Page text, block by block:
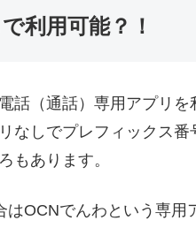
利用可能？！
（通話）専用アプリ
しでプレフィックス
もあります。
OCNでんわという専